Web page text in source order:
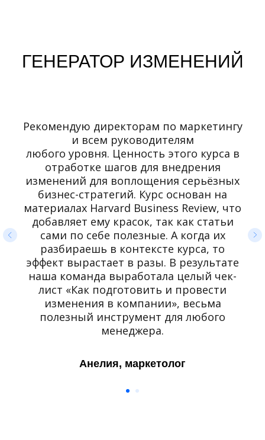
ГЕНЕРАТОР ИЗМЕНЕНИЙ
Рекомендую директорам по маркетингу
и всем руководителям
любого уровня. Ценность этого курса в
отработке шагов для внедрения
изменений для воплощения серьёзных
бизнес-стратегий. Курс основан на
материалах Harvard Business Review, что
добавляет ему красок, так как статьи
сами по себе полезные. А когда их
разбираешь в контексте курса, то
эффект вырастает в разы. В результате
наша команда выработала целый чек-
лист «Как подготовить и провести
изменения в компании», весьма
полезный инструмент для любого
менеджера.
Анелия, маркетолог